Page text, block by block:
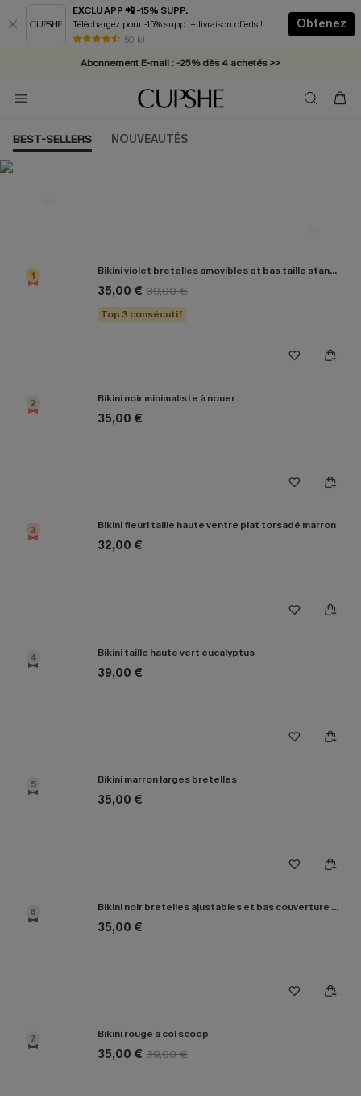
EXCLU APP 📲 -15% SUPP.
Téléchargez pour -15% supp. + livraison offerts !
50 k+
Obtenez
* Livraison éclair 2-3 jours ouvrés >>
Abonnement E-mail : -25% dès 4 achetés >>
BEST-SELLERS NOUVEAUTÉS
1 Bikini violet bretelles amovibles et bas taille standard
35,00 € 39,00 €
Top 3 consécutif
2 Bikini noir minimaliste à nouer
35,00 €
3 Bikini fleuri taille haute ventre plat torsadé marron
32,00 €
4 Bikini taille haute vert eucalyptus
39,00 €
5 Bikini marron larges bretelles
35,00 €
6 Bikini noir bretelles ajustables et bas couverture classique
35,00 €
7 Bikini rouge à col scoop
35,00 € 39,00 €